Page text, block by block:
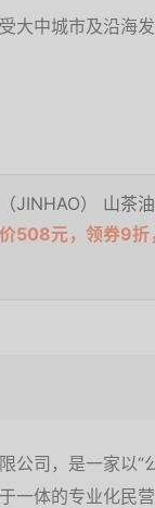
大中城市及沿海
JINHAO） 山茶
508元，领券9
公司，是一家以
一体的专业化民